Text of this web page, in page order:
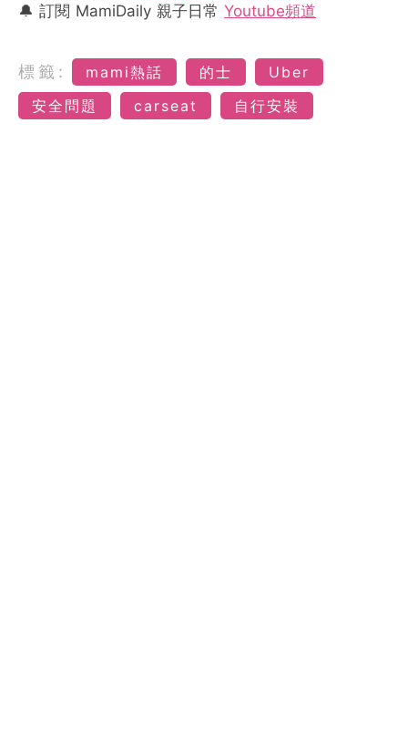
🔔 訂閱 MamiDaily 親子日常 Youtube頻道
標籤: mami熱話 的士
Uber
安全問題
carseat 自行安裝